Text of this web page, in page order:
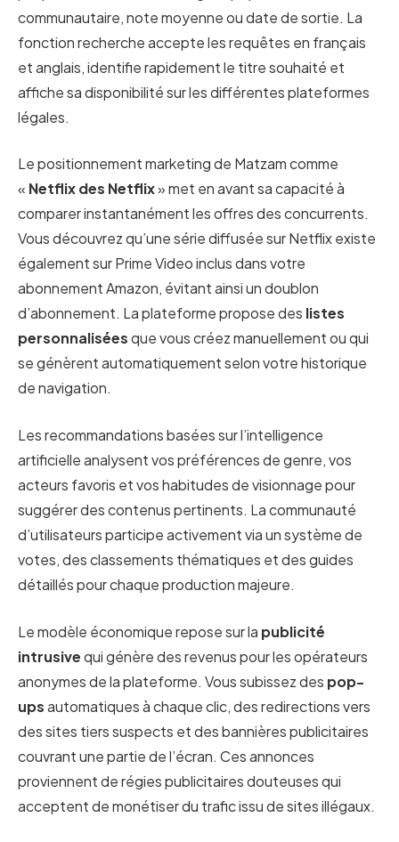
communautaire, note moyenne ou date de sortie. La
fonction recherche accepte les requêtes en français
et anglais, identifie rapidement le titre souhaité et
affiche sa disponibilité sur les différentes plateformes
légales.
Le positionnement marketing de Matzam comme
« Netflix des Netflix» met en avant sa capacité à
comparer instantanément les offres des concurrents.
Vous découvrez qu’une série diffusée sur Netflix existe
également sur Prime Video inclus dans votre
abonnement Amazon, évitant ainsi un doublon
d’abonnement. La plateforme propose des listes
personnaliséesque vous créez manuellement ou qui
se génèrent automatiquement selon votre historique
de navigation.
Les recommandations basées sur l’intelligence
artificielle analysent vos préférences de genre, vos
acteurs favoris et vos habitudes de visionnage pour
suggérer des contenus pertinents. La communauté
d’utilisateurs participe activement via un système de
votes, des classements thématiques et des guides
détaillés pour chaque production majeure.
Le modèle économique repose sur la publicité
intrusivequi génère des revenus pour les opérateurs
anonymes de la plateforme. Vous subissez des pop-
upsautomatiques à chaque clic, des redirections vers
des sites tiers suspects et des bannières publicitaires
couvrant une partie de l’écran. Ces annonces
proviennent de régies publicitaires douteuses qui
acceptent de monétiser du trafic issu de sites illégaux.